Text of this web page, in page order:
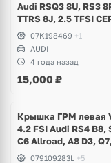
Audi RSQ3 8U, RS3
TTRS 8J, 2.5 TFSI
CZGA, CZGB, CTSA
07K198469 +1
AUDI
4 года назад
15,000 ₽
Крышка ГРМ левая
4.2 FSI Audi RS4 B8,
C6 Allroad, A8 D3,
Spyder, Volkswagen
079109283L +5